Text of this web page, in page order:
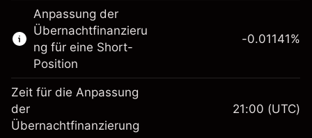
Knock-outs
CHF 1,000.00
Anpassung der
Anpassung der
Übernachtfinanzieru
ng für eine Short-
Position
-0.01141%
Zeit für die Anpassung
der
Übernachtfinanzierung
21:00 (UTC)